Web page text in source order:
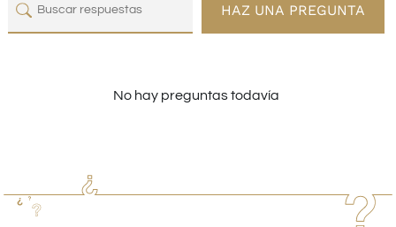
HAZ UNA PREGUNTA
No hay preguntas todavía